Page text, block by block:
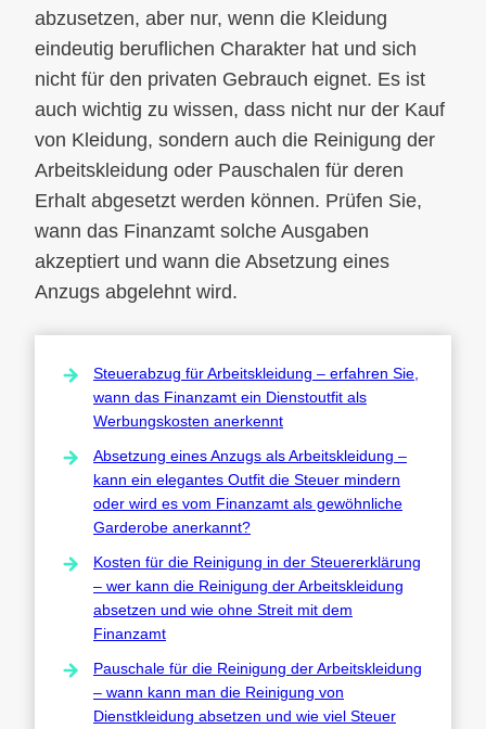
abzusetzen, aber nur, wenn die Kleidung
eindeutig beruflichen Charakter hat und sich
nicht für den privaten Gebrauch eignet. Es ist
auch wichtig zu wissen, dass nicht nur der Kauf
von Kleidung, sondern auch die Reinigung der
Arbeitskleidung oder Pauschalen für deren
Erhalt abgesetzt werden können. Prüfen Sie,
wann das Finanzamt solche Ausgaben
akzeptiert und wann die Absetzung eines
Anzugs abgelehnt wird.
Steuerabzug für Arbeitskleidung – erfahren Sie,
wann das Finanzamt ein Dienstoutfit als
Werbungskosten anerkennt
Absetzung eines Anzugs als Arbeitskleidung –
kann ein elegantes Outfit die Steuer mindern
oder wird es vom Finanzamt als gewöhnliche
Garderobe anerkannt?
Kosten für die Reinigung in der Steuererklärung
– wer kann die Reinigung der Arbeitskleidung
absetzen und wie ohne Streit mit dem
Finanzamt
Pauschale für die Reinigung der Arbeitskleidung
– wann kann man die Reinigung von
Dienstkleidung absetzen und wie viel Steuer